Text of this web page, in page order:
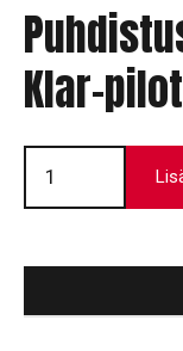
Klar-
Puhdistusneste
CleanAIR®
Klar-
pilot